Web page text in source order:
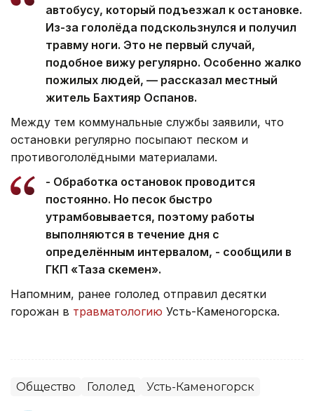
автобусу, который подъезжал к остановке.
Из-за гололёда подскользнулся и получил
травму ноги. Это не первый случай,
подобное вижу регулярно. Особенно жалко
пожилых людей, — рассказал местный
житель Бахтияр Оспанов.
Между тем коммунальные службы заявили, что
остановки регулярно посыпают песком и
противогололёдными материалами.
- Обработка остановок проводится
постоянно. Но песок быстро
утрамбовывается, поэтому работы
выполняются в течение дня с
определённым интервалом, - сообщили в
ГКП «Таза Өскемен».
Напомним, ранее гололед отправил десятки
горожан в травматологию Усть-Каменогорска.
Общество Гололед Усть-Каменогорск